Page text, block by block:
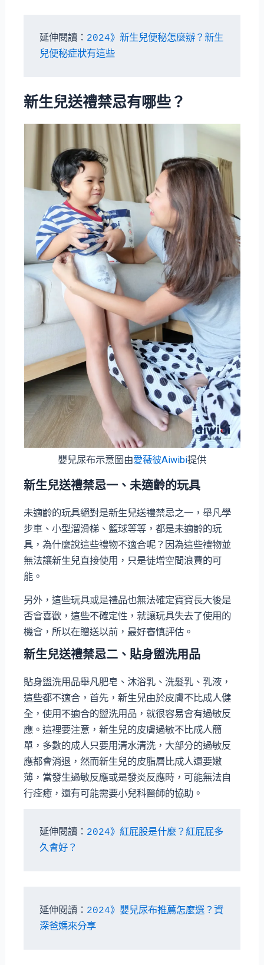
延伸閱讀： 2024》新生兒便秘怎麼辦？新生
兒便秘症狀有這些
新生兒送禮禁忌有哪些？
嬰兒尿布示意圖由愛薇彼Aiwibi提供
新生兒送禮禁忌一、未適齡的玩具
未適齡的玩具絕對是新生兒送禮禁忌之一，舉凡學
步車、小型溜滑梯、籃球等等，都是未適齡的玩
具，為什麼說這些禮物不適合呢？因為這些禮物並
無法讓新生兒直接使用，只是徒增空間浪費的可
能。
另外，這些玩具或是禮品也無法確定寶寶長大後是
否會喜歡，這些不確定性，就讓玩具失去了使用的
機會，所以在贈送以前，最好審慎評估。
新生兒送禮禁忌二、貼身盥洗用品
貼身盥洗用品舉凡肥皂、沐浴乳、洗髮乳、乳液，
這些都不適合，首先，新生兒由於皮膚不比成人健
全，使用不適合的盥洗用品，就很容易會有過敏反
應。這裡要注意，新生兒的皮膚過敏不比成人簡
單，多數的成人只要用清水清洗，大部分的過敏反
應都會消退，然而新生兒的皮脂層比成人還要嫩
薄，當發生過敏反應或是發炎反應時，可能無法自
行痊癒，還有可能需要小兒科醫師的協助。
延伸閱讀： 2024》紅屁股是什麼？紅屁屁多
久會好？
延伸閱讀： 2024》嬰兒尿布推薦怎麼選？資
深爸媽來分享